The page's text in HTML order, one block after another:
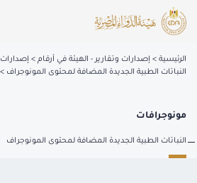
الرئيسية إصدارات وتقارير - الهيئة في أرقام إصدارات
النباتات الطبية الجديدة المضافة لمحتوى المونوجراف
مونوجرافات
النباتات الطبية الجديدة المضافة لمحتوى المونوجراف